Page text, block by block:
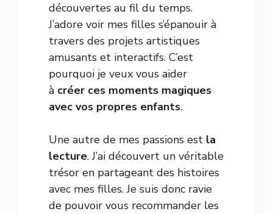
découvertes au fil du temps.
J’adore voir mes filles s’épanouir à
travers des projets artistiques
amusants et interactifs. C’est
pourquoi je veux vous aider
à créer ces moments magiques
avec vos propres enfants.
Une autre de mes passions est la
lecture. J’ai découvert un véritable
trésor en partageant des histoires
avec mes filles. Je suis donc ravie
de pouvoir vous recommander les